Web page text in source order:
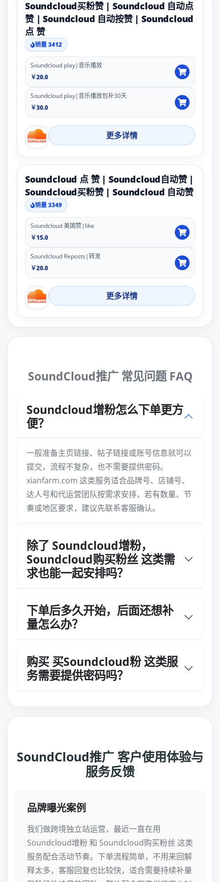
Soundcloud买粉赞 | Soundcloud 自动点
赞 | Soundcloud 自动按赞 | Soundcloud
点 赞
销量 3412
Soundcloud play|音乐播放
￥20.0
Soundcloud play|音乐播放包补30天
￥30.0
更多详情
Soundcloud 点 赞 | Soundcloud自动赞 |
Soundcloud买粉赞 | Soundcloud 自动赞
销量 3349
Soundcloud 美国赞|like
￥15.0
Soundcloud Reposts|转发
￥20.0
更多详情
SoundCloud推广 常见问题 FAQ
Soundcloud增粉怎么下单更方
便？
一般准备主页链接、帖子链接或账号信息就可以
提交，流程不复杂，也不需要提供密码。
xianfarm.com 这类服务适合品牌号、店铺号、
达人号和代运营团队按需求安排，若有数量、节
奏或地区要求，建议先联系客服确认。
除了 Soundcloud增粉，
Soundcloud购买粉丝 这类需
求也能一起安排吗？
下单后多久开始，后面还想补
量怎么办？
购买 买Soundcloud粉 这类服
务需要提供密码吗？
SoundCloud推广 客户使用体验与
服务反馈
品牌曝光案例
我们做跨境独立站运营，最近一直在用
Soundcloud增粉 和 Soundcloud购买粉丝 这类
服务配合活动节奏。下单流程简单，不用来回解
释太多，客服回复也比较快，适合需要持续补量